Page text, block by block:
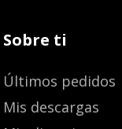
Sobre ti
Últimos pedidos
Mis descargas